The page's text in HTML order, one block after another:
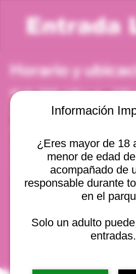
Información
¿Eres mayor de 18
menor de edad
acompañado de
responsable durante
en el
Solo un adulto
entradas.
Entrada
Horario y
22 dic 2025, 1:00 p. m. – 2:00
Viña del Mar, Cam. Internacional
Valparaíso, Chile
lun, 10 ago, 10:00
lun, 10 ago, 11:00
lun, 10 ago, 12:00
Ver